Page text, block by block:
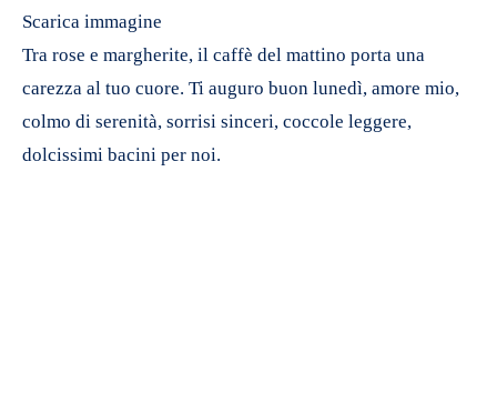
Scarica immagine
Tra rose e margherite, il caffè del mattino porta una
carezza al tuo cuore. Ti auguro buon lunedì, amore mio,
colmo di serenità, sorrisi sinceri, coccole leggere,
dolcissimi bacini per noi.